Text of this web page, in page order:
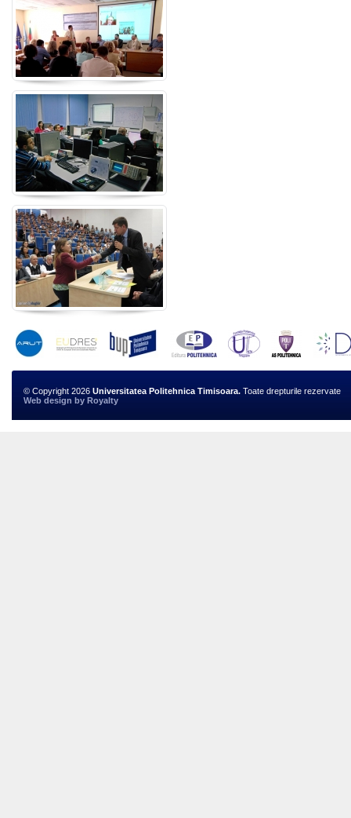
© Copyright 2026 Universitatea Politehnica Timisoara. Toate drepturile rezervate
Web design by Royalty